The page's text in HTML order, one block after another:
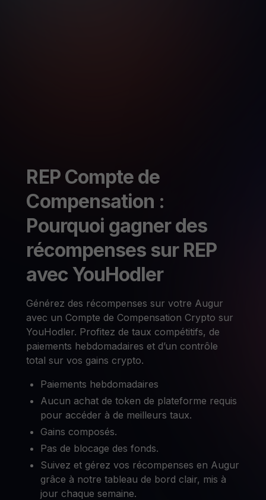
REP Compte de
Compensation :
Pourquoi gagner des
récompenses sur REP
avec YouHodler
Générez des récompenses sur votre Augur
avec un Compte de Compensation Crypto sur
YouHodler. Profitez de taux compétitifs, de
paiements hebdomadaires et d’un contrôle
total sur vos gains crypto.
Paiements hebdomadaires
Aucun achat de token de plateforme requis
pour accéder à de meilleurs taux.
Gains composés.
Pas de blocage des fonds.
Suivez et gérez vos récompenses en Augur
grâce à notre tableau de bord clair, mis à
jour chaque semaine.